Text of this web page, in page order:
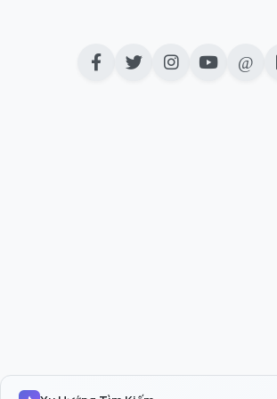
livestream tạo ra sự